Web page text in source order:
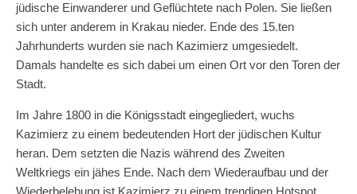
jüdische Einwanderer und Geflüchtete nach Polen. Sie ließen
sich unter anderem in Krakau nieder. Ende des 15.ten
Jahrhunderts wurden sie nach Kazimierz umgesiedelt.
Damals handelte es sich dabei um einen Ort vor den Toren der
Stadt.
Im Jahre 1800 in die Königsstadt eingegliedert, wuchs
Kazimierz zu einem bedeutenden Hort der jüdischen Kultur
heran. Dem setzten die Nazis während des Zweiten
Weltkriegs ein jähes Ende. Nach dem Wiederaufbau und der